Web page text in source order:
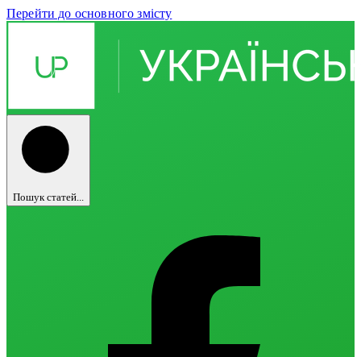
Перейти до основного змісту
Пошук статей...